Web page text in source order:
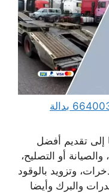
ونش كرين سطحة ام الهيمان 66400336 بدالة
إلى تقديم أفضل
أو التصليح،
وتزويد بالوقود
والبرك وأيضا